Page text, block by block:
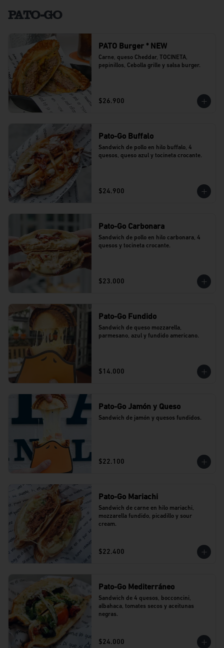
PATO-GO
PATO Burger * NEW
Carne, queso Cheddar, TOCINETA,
pepinillos, Cebolla grille y salsa burger.
$26.900
Pato-Go Buffalo
Sandwich de pollo en hilo buffalo, 4
quesos, queso azul y tocineta crocante.
$24.900
Pato-Go Carbonara
Sandwich de pollo en hilo carbonara, 4
quesos y tocineta crocante.
$23.000
Pato-Go Fundido
Sandwich de queso mozzarella,
parmesano, azul y fundido americano.
$14.000
Pato-Go Jamón y Queso
Sandwich de jamón y quesos fundidos.
$22.100
Pato-Go Mariachi
Sandwich de carne en hilo mariachi,
mozzarella fundido, picadillo y sour
cream.
$22.400
Pato-Go Mediterráneo
Sandwich de 4 quesos, bocconcini,
albahaca, tomates secos y aceitunas
negras.
$24.000